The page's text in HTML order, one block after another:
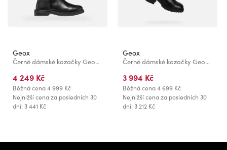
Geox
Černé dámské kozačky Geox Serilda
4 249 Kč
Běžná cena4 999 Kč
Nejnižší cena za posledních 30
dní: 3 441 Kč
Geox
Černé dámské kozačky Geox Damiana
3 994 Kč
Běžná cena4 699 Kč
Nejnižší cena za posledních 30
dní: 3 212 Kč